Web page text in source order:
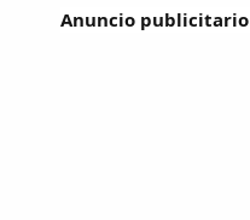
Anuncio publicitario